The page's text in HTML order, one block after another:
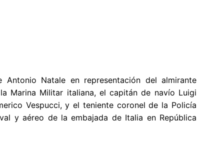
Natale en representación del almirante
Marina Militar italiana, el capitán de navío Luigi
Vespucci, y el teniente coronel de la Policía
y aéreo de la embajada de Italia en República